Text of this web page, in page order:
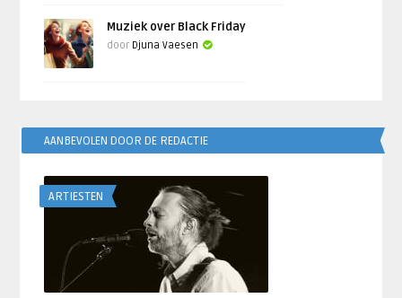
Muziek over Black Friday
door Djuna Vaesen
AANBEVOLEN DOOR DE REDACTIE
ARTIESTEN